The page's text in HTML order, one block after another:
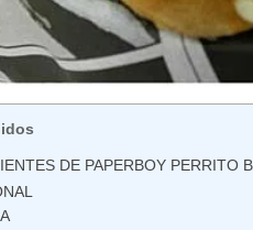
DE PAPERBOY PERRITO